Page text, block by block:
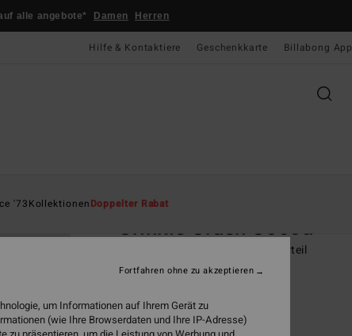
alle angebote* Damen Herren
Hilfe & Kontaktiere Geschenkkarte Billabong App
'73KollektionenDoppelter Rabat
Crinkle Crush Cocoa
Frauen Gelb Knappes Bikiniunterteil
um Informationen auf Ihrem Gerät zu
(wie Ihre Browserdaten und Ihre IP-Adresse)
Fortfahren ohne zu akzeptieren